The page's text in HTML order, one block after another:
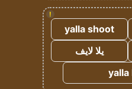
!
yalla shoot
يلا لايف
yalla